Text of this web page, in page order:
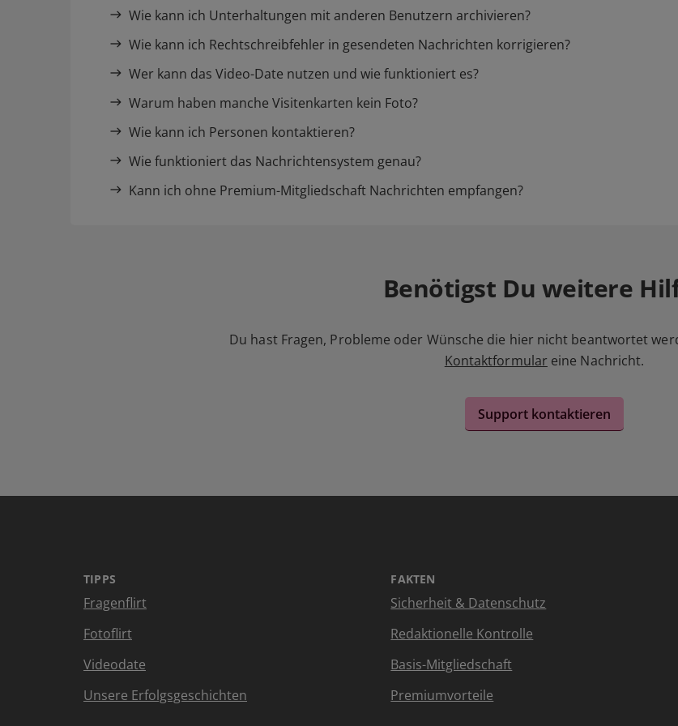
Wie kann ich Unterhaltungen mit anderen Benutzern archivieren?
Wie kann ich Rechtschreibfehler in gesendeten Nachrichten korrigieren?
Wer kann das Video-Date nutzen und wie funktioniert es?
Warum haben manche Visitenkarten kein Foto?
Wie kann ich Personen kontaktieren?
Wie funktioniert das Nachrichtensystem genau?
Kann ich ohne Premium-Mitgliedschaft Nachrichten empfangen?
Benötigst Du weitere
Du hast Fragen, Probleme oder Wünsche die hier nicht beantwortet
Kontaktformular eine Nachricht.
Support kontaktieren
TIPPS
Fragenflirt
Fotoflirt
Videodate
Unsere Erfolgsgeschichten
FAKTEN
Sicherheit & Datenschutz
Redaktionelle Kontrolle
Basis-Mitgliedschaft
Premiumvorteile